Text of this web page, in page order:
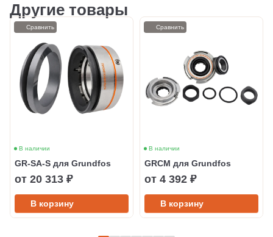
Другие товары
В наличии
GR-SA-S для Grundfos
от 20 313 ₽
В корзину
Сравнить
В наличии
GRCM для Grundfos
от 4 392 ₽
В корзину
Сравнить